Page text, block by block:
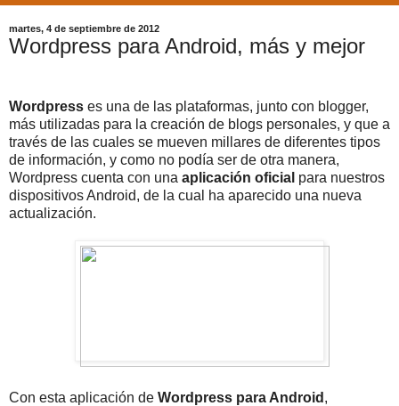
martes, 4 de septiembre de 2012
Wordpress para Android, más y mejor
Wordpress es una de las plataformas, junto con blogger,
más utilizadas para la creación de blogs personales, y que a
través de las cuales se mueven millares de diferentes tipos
de información, y como no podía ser de otra manera,
Wordpress cuenta con una aplicación oficial para nuestros
dispositivos Android, de la cual ha aparecido una nueva
actualización.
Con esta aplicación de Wordpress para Android ,